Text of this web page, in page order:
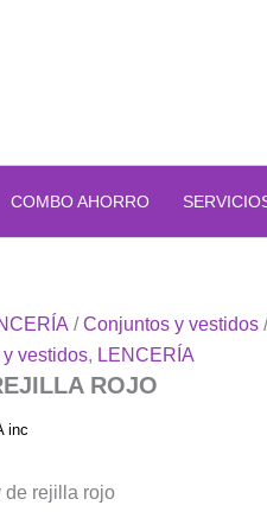
COMBO AHORRO
/Conjuntos y vestidos/
vestidos, LENCERÍA
ROJO
inc
de rejilla rojo